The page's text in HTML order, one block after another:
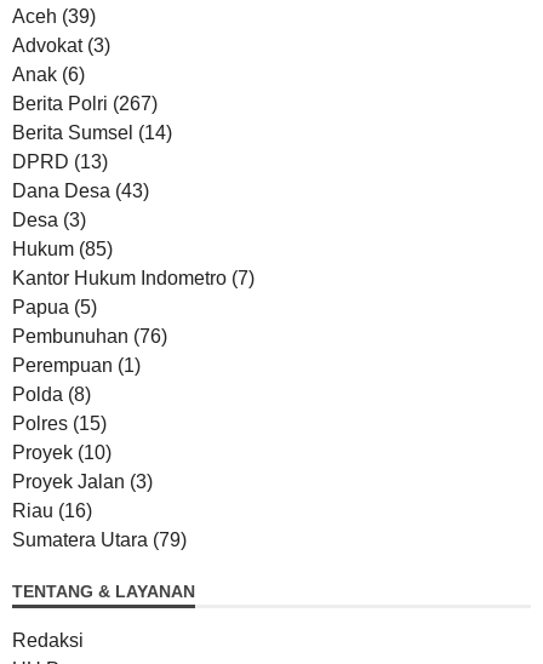
Aceh (39)
Advokat (3)
Anak (6)
Berita Polri (267)
Berita Sumsel (14)
DPRD (13)
Dana Desa (43)
Desa (3)
Hukum (85)
Kantor Hukum Indometro (7)
Papua (5)
Pembunuhan (76)
Perempuan (1)
Polda (8)
Polres (15)
Proyek (10)
Proyek Jalan (3)
Riau (16)
Sumatera Utara (79)
TENTANG & LAYANAN
Redaksi